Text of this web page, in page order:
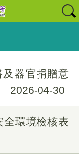
器官捐贈意
2026-04-30
全環境檢核表